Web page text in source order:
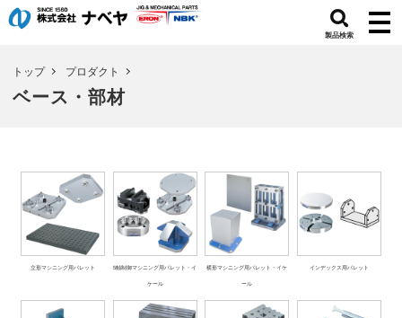
製品検索
トップ プロダクト
ベース・部材
立形マシニング用パレット 5軸制御マシニング用パレット・イ
ケール
横形マシニング用パレット・イケ
ール
インデックス用パレット